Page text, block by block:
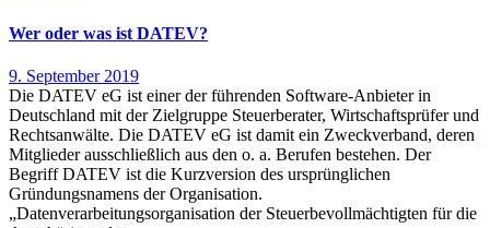
Wer oder was ist DATEV?
9. September 2019
Die DATEV eG ist einer der führenden Software-Anbieter in
Deutschland mit der Zielgruppe Steuerberater, Wirtschaftsprüfer und
Rechtsanwälte. Die DATEV eG ist damit ein Zweckverband, deren
Mitglieder ausschließlich aus den o. a. Berufen bestehen. Der
Begriff DATEV ist die Kurzversion des ursprünglichen
Gründungsnamens der Organisation.
„Datenverarbeitungsorganisation der Steuerbevollmächtigten für die